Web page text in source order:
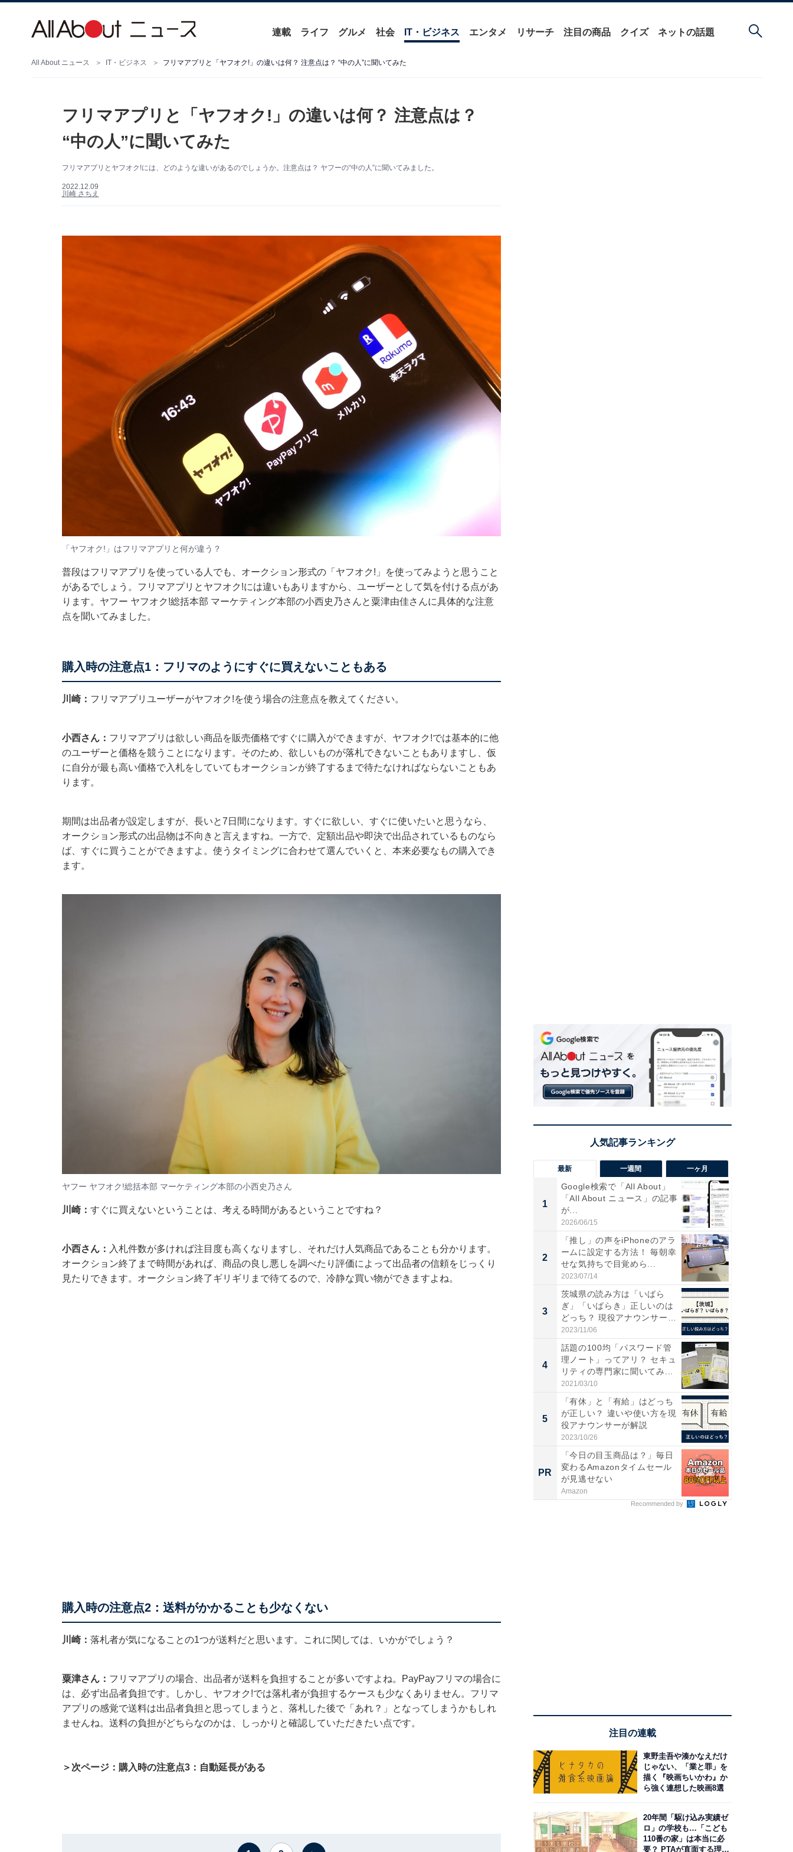
連載 ライフ グルメ 社会 IT・ビジネス エンタメ リサーチ 注目の商品 クイズ ネットの話題
All About ニュース IT・ビジネス フリマアプリと「ヤフオク!」の違いは何？ 注意点は？ “中の人”に聞いてみた
フリマアプリと「ヤフオク!」の違いは何？ 注意点は？
“中の人”に聞いてみた
フリマアプリとヤフオク!には、どのような違いがあるのでしょうか。注意点は？ ヤフーの“中の人”に聞いてみました。
2022.12.09
川崎 さちえ
「ヤフオク!」はフリマアプリと何が違う？
普段はフリマアプリを使っている人でも、オークション形式の「ヤフオク!」を使ってみようと思うこと
があるでしょう。フリマアプリとヤフオク!には違いもありますから、ユーザーとして気を付ける点があ
ります。ヤフー ヤフオク!総括本部 マーケティング本部の小西史乃さんと粟津由佳さんに具体的な注意
点を聞いてみました。
購入時の注意点1：フリマのようにすぐに買えないこともある
川崎： フリマアプリユーザーがヤフオク!を使う場合の注意点を教えてください。
小西さん： フリマアプリは欲しい商品を販売価格ですぐに購入ができますが、ヤフオク!では基本的に他
のユーザーと価格を競うことになります。そのため、欲しいものが落札できないこともありますし、仮
に自分が最も高い価格で入札をしていてもオークションが終了するまで待たなければならないこともあ
ります。
期間は出品者が設定しますが、長いと7日間になります。すぐに欲しい、すぐに使いたいと思うなら、
オークション形式の出品物は不向きと言えますね。一方で、定額出品や即決で出品されているものなら
ば、すぐに買うことができますよ。使うタイミングに合わせて選んでいくと、本来必要なもの購入でき
ます。
ヤフー ヤフオク!総括本部 マーケティング本部の小西史乃さん
川崎： すぐに買えないということは、考える時間があるということですね？
小西さん： 入札件数が多ければ注目度も高くなりますし、それだけ人気商品であることも分かります。
オークション終了まで時間があれば、商品の良し悪しを調べたり評価によって出品者の信頼をじっくり
見たりできます。オークション終了ギリギリまで待てるので、冷静な買い物ができますよね。
購入時の注意点2：送料がかかることも少なくない
川崎： 落札者が気になることの1つが送料だと思います。これに関しては、いかがでしょう？
粟津さん： フリマアプリの場合、出品者が送料を負担することが多いですよね。PayPayフリマの場合に
は、必ず出品者負担です。しかし、ヤフオク!では落札者が負担するケースも少なくありません。フリマ
アプリの感覚で送料は出品者負担と思ってしまうと、落札した後で「あれ？」となってしまうかもしれ
ませんね。送料の負担がどちらなのかは、しっかりと確認していただきたい点です。
＞次ページ：購入時の注意点3：自動延長がある
最新 一週間 一ヶ月
1
Google検索で「All About」
「All About ニュース」の記事
が...
2026/06/15
2
「推し」の声をiPhoneのアラ
ームに設定する方法！ 毎朝幸
せな気持ちで目覚めら...
2023/07/14
3
茨城県の読み方は「いばら
ぎ」「いばらき」正しいのは
どっち？ 現役アナウンサーが
解...
2023/11/06
4
話題の100均「パスワード管
理ノート」ってアリ？ セキュ
リティの専門家に聞いてみ...
2021/03/10
5
「有休」と「有給」はどっち
が正しい？ 違いや使い方を現
役アナウンサーが解説
2023/10/26
PR
「今日の目玉商品は？」毎日
変わるAmazonタイムセール
が見逃せない
Amazon
Recommended by
注目の連載
東野圭吾や湊かなえだけ
じゃない、「業と罪」を
描く『映画ちいかわ』か
ら強く連想した映画8選
20年間「駆け込み実績ゼ
ロ」の学校も…「こども
110番の家」は本当に必
要？ PTAが直面する理想